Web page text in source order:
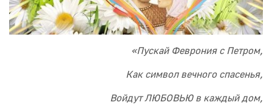
«Пускай Феврония с Петром,
Как символ вечного спасенья,
Войдут ЛЮБОВЬЮ в каждый дом,